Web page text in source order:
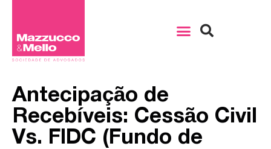
Antecipação de
Recebíveis: Cessão Civil
Vs. FIDC (Fundo de